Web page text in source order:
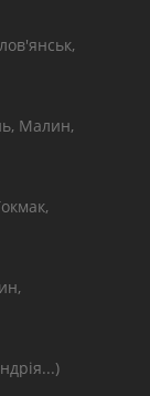
Малин,